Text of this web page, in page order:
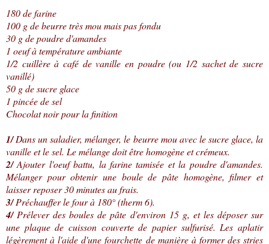
180 de farine
100 g de beurre très mou mais pas fondu
30 g de poudre d'amandes
1 oeuf à température ambiante
1/2 cuillère à café de vanille en poudre (ou 1/2 sachet de sucre
vanillé)
50 g de sucre glace
1 pincée de sel
Chocolat noir pour la finition
1/Dans un saladier, mélanger, le beurre mou avec le sucre glace, la
vanille et le sel. Le mélange doit être homogène et crémeux.
2/Ajouter l'oeuf battu, la farine tamisée et la poudre d'amandes.
Mélanger pour obtenir une boule de pâte homogène, filmer et
laisser reposer 30 minutes au frais.
3/Préchauffer le four à 180° (therm 6).
4/Prélever des boules de pâte d'environ 15 g, et les déposer sur
une plaque de cuisson couverte de papier sulfurisé. Les aplatir
légèrement à l'aide d'une fourchette de manière à former des stries